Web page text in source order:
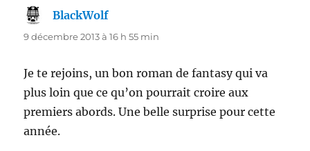
BlackWolf
9 décembre 2013 à 16 h 55 min
Je te rejoins, un bon roman de fantasy qui va
plus loin que ce qu’on pourrait croire aux
premiers abords. Une belle surprise pour cette
année.